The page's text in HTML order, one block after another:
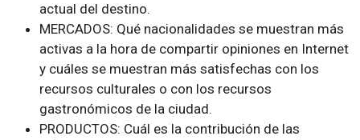
actual del destino.
MERCADOS: Qué nacionalidades se muestran más
activas a la hora de compartir opiniones en Internet
y cuáles se muestran más satisfechas con los
recursos culturales o con los recursos
gastronómicos de la ciudad.
PRODUCTOS: Cuál es la contribución de las